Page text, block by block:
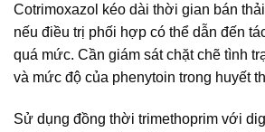
Cotrimoxazol kéo dài thời gian bán
nếu điều trị phối hợp có thể dẫn đến
quá mức. Cần giám sát chặt chẽ tình
và mức độ của phenytoin trong huyết
Sử dụng đồng thời trimethoprim với